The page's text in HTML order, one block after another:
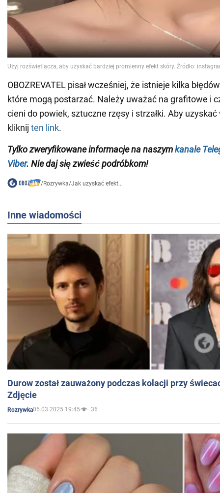
OBOZREVATEL pisał wcześniej, że istnieje kilka
które mogą postarzać. Należy uważać na grafitowe i
cieni do powiek, sztuczne rzęsy i strzałki. Aby
kliknij ten link.
Tylko zweryfikowane informacje na naszymkanale
Viber. Nie daj się zwieść podróbkom!
/Rozrywka/Jak uzyskać efekt...
Inne wiadomości
Durow został zauważony podczas kolacji przy
Zdjęcie
Rozrywka05.03.2025 19:45 36